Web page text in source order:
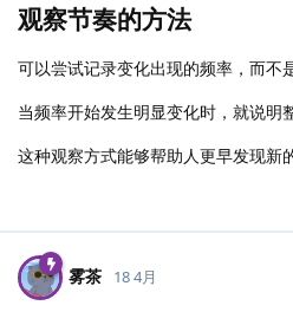
观察节奏的方法
可以尝试记录变化出现的频率，而不
当频率开始发生明显变化时，就说明
这种观察方式能够帮助人更早发现新
雾茶 18 4月